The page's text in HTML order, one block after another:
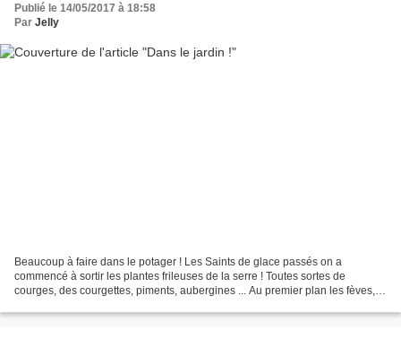
Publié le 14/05/2017 à 18:58
Par Jelly
Beaucoup à faire dans le potager ! Les Saints de glace passés on a
commencé à sortir les plantes frileuses de la serre ! Toutes sortes de
courges, des courgettes, piments, aubergines ... Au premier plan les fèves,